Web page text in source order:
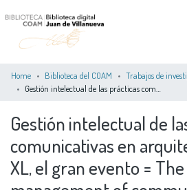
ALL OF DSPACE
Home Biblioteca del COAM Trabajos de
Gestión intelectual de
comunicativas en
XL, el gran evento =